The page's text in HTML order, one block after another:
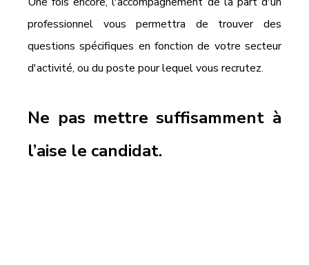
professionnel vous permettra de trouver des
questions spécifiques en fonction de votre secteur
d'activité, ou du poste pour lequel vous recrutez.
Ne pas mettre suffisamment à
l’aise le candidat.